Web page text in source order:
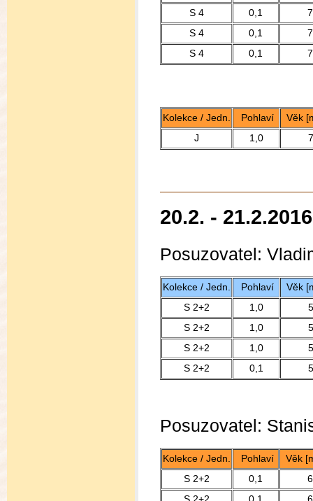
S 4
0,1
7
S 4
0,1
7
S 4
0,1 7
Kolekce / Jedn. Pohlaví
Věk
J
1,0 7
20.2. -
Posuzovatel:
Kolekce / Jedn. Pohlaví
Věk
S 2+2
1,0
5
S 2+2
1,0
5
S 2+2
1,0
5
S 2+2
0,1 5
Posuzovatel:
Kolekce / Jedn. Pohlaví
Věk
S 2+2
0,1
6